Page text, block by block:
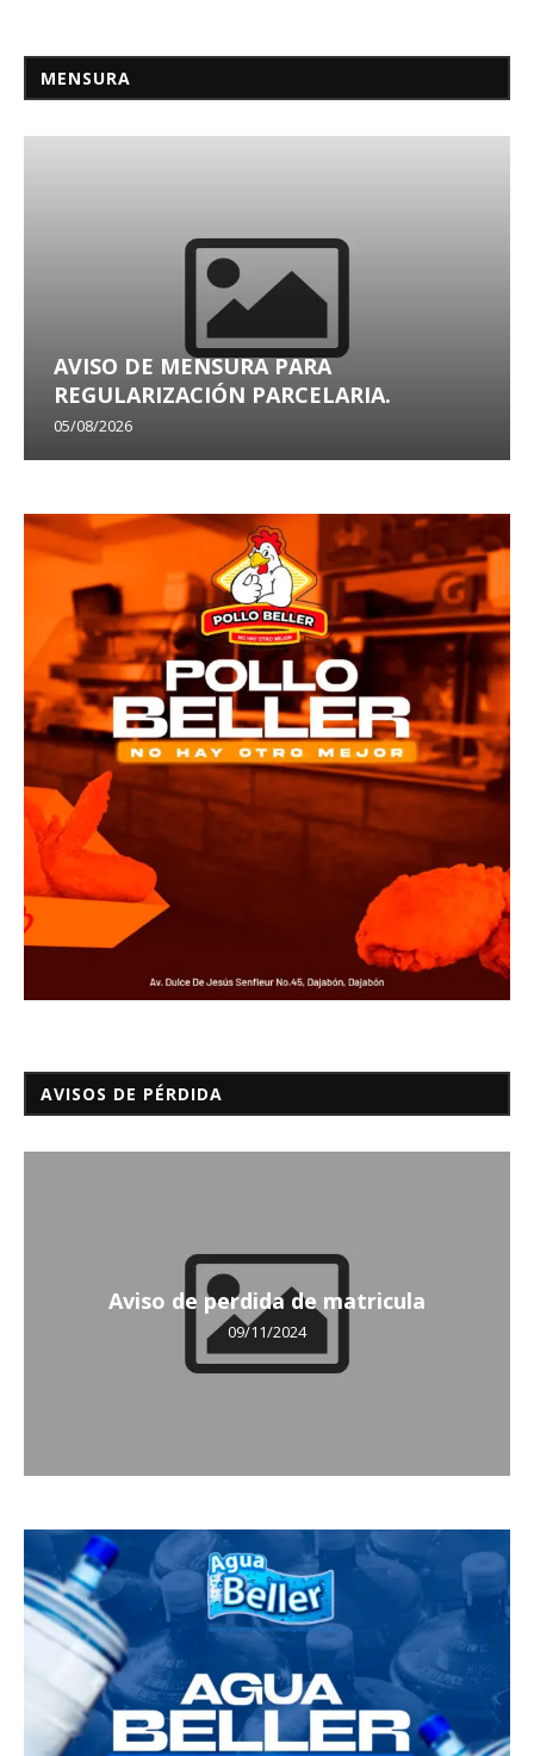
MENSURA
AVISO DE MENSURA PARA
REGULARIZACIÓN PARCELARIA.
05/08/2026
AVISOS DE PÉRDIDA
Aviso de perdida de matricula
09/11/2024